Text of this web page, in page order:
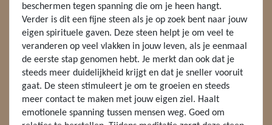
DIERTJES
DIVERSE
ENGELEN
FENG SHUI
GEODE 'S / STANDAARDS
beschermen tegen spanning die om je heen hangt.
Verder is dit een fijne steen als je op zoek bent naar jouw
eigen spirituele gaven. Deze steen helpt je om veel te
veranderen op veel vlakken in jouw leven, als je eenmaal
de eerste stap genomen hebt. Je merkt dan ook dat je
steeds meer duidelijkheid krijgt en dat je sneller vooruit
gaat. De steen stimuleert je om te groeien en steeds
meer contact te maken met jouw eigen ziel. Haalt
emotionele spanning tussen mensen weg. Goed om